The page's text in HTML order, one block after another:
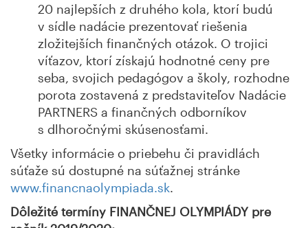
20 najlepších z druhého kola, ktorí budú
v sídle nadácie prezentovať riešenia
zložitejších finančných otázok. O trojici
víťazov, ktorí získajú hodnotné ceny pre
seba, svojich pedagógov a školy, rozhodne
porota zostavená z predstaviteľov Nadácie
PARTNERS a finančných odborníkov
s dlhoročnými skúsenosťami.
Všetky informácie o priebehu či pravidlách
súťaže sú dostupné na súťažnej stránke
www.financnaolympiada.sk.
Dôležité termíny FINANČNEJ OLYMPIÁDY pre